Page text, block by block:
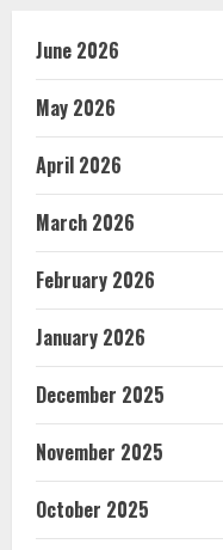
June 2026
May 2026
April 2026
March 2026
February 2026
January 2026
December 2025
November 2025
October 2025